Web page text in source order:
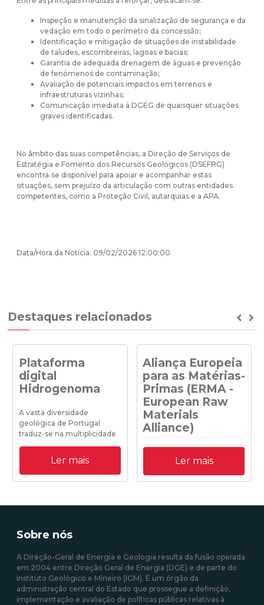
Inspeção e manutenção da sinalização de segurança e da
vedação em todo o perímetro da concessão;
Identificação e mitigação de situações de instabilidade
de taludes, escombreiras, lagoas e bacias;
Garantia de adequada drenagem de águas e prevenção
de fenómenos de contaminação;
Avaliação de potenciais impactos em terrenos e
infraestruturas vizinhas;
Comunicação imediata à DGEG de quaisquer situações
graves identificadas.
No âmbito das suas competências, a Direção de Serviços de
Estratégia e Fomento dos Recursos Geológicos (DSEFRG)
encontra‑se disponível para apoiar e acompanhar estas
situações, sem prejuízo da articulação com outras entidades
competentes, como a Proteção Civil, autarquias e a APA.
Data/Hora da Notícia: 09/02/2026 12:00:00
Destaques relacionados
Plataforma
digital
Hidrogenoma
A vasta diversidade
geológica de Portugal
traduz-se na multiplicidade
de Águas Minerais Naturais
com composições físico-
químicas e microbiológicas
únicas.
Ler mais
Aliança Europeia
para as Matérias-
Primas (ERMA -
European Raw
Materials
Alliance)
A DGEG participou em
29/9/2020 no evento de
lançamento da Aliança
Europeia para as Matérias
pela Comissão Europeia e
industriais e ONGs.
06/10/2020 12:00:00
Ler mais
Sobre nós
A Direção-Geral de Energia e Geologia resulta da fusão operada
em 2004 entre Direção Geral de Energia (DGE) e de parte do
Instituto Geológico e Mineiro (IGM). É um órgão da
administração central do Estado que prossegue a definição,
implementação e avaliação de políticas públicas relativas à